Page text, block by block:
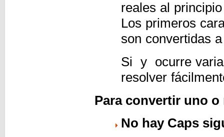
reales al
Los primeros
son convertidas
Si
y
ocurre
resolver
Para convertir uno
No hay Caps